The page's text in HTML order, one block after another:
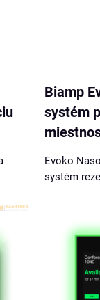
Biamp
systém
Evoko
systém